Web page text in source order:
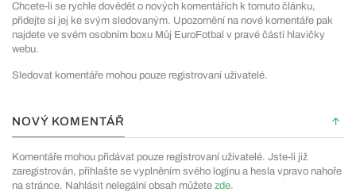
Chcete-li se rychle dovědět o nových komentářích k tomuto článku,
přidejte si jej ke svým sledovaným. Upozornění na nové komentáře pak
najdete ve svém osobním boxu Můj EuroFotbal v pravé části hlavičky
webu.
Sledovat komentáře mohou pouze registrovaní uživatelé.
NOVÝ KOMENTÁŘ
Komentáře mohou přidávat pouze registrovaní uživatelé. Jste-li již
zaregistrován, přihlašte se vyplněním svého loginu a hesla vpravo nahoře
na stránce. Nahlásit nelegální obsah můžete zde.